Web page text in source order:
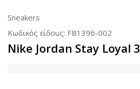
Sneakers
Κωδικός είδους: FB1396-002
Nike Jordan Stay Loyal 3